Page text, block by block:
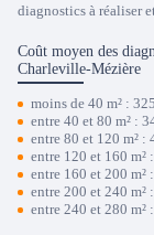
diagnostics à réaliser
Coût moyen des
Charleville-Mézière
moins de 40 m² :
entre 40 et 80 m² :
entre 80 et 120 m² :
entre 120 et 160 m²
entre 160 et 200 m²
entre 200 et 240 m²
entre 240 et 280 m²